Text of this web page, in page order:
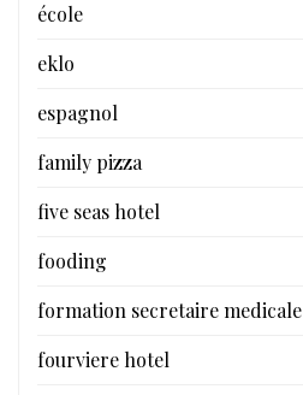
école
eklo
espagnol
family pizza
five seas hotel
fooding
formation secretaire medicale
fourviere hotel